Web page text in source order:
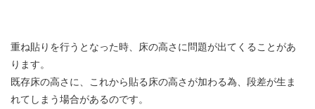
重ね貼りを行うとなった時、床の高さに問題が出てくることがあ
ります。
既存床の高さに、これから貼る床の高さが加わる為、段差が生ま
れてしまう場合があるのです。